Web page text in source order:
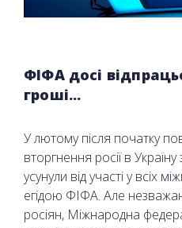
ФІФА досі
гроші...
У лютому після початку
вторгнення росії в
усунули від участі у всіх
егідою ФІФА. Але
росіян, Міжнародна